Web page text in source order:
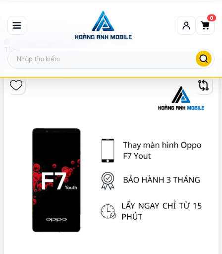
0
Thay màn hình Oppo
Thay màn hình Oppo F7 Yout